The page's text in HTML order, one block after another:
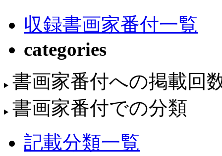
収録書画家番付一覧
categories
書画家番付への掲載回
書画家番付での分類
記載分類一覧